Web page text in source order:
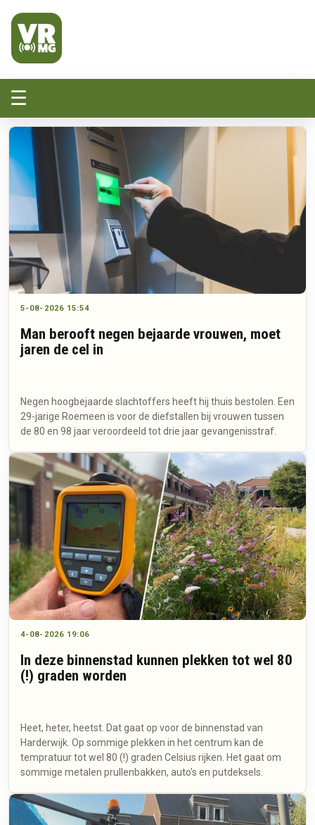
☰
5-08-2026 15:54
Man berooft negen bejaarde vrouwen, moet
jaren de cel in
Negen hoogbejaarde slachtoffers heeft hij thuis bestolen. Een
29-jarige Roemeen is voor de diefstallen bij vrouwen tussen
de 80 en 98 jaar veroordeeld tot drie jaar gevangenisstraf.
4-08-2026 19:06
In deze binnenstad kunnen plekken tot wel 80
(!) graden worden
Heet, heter, heetst. Dat gaat op voor de binnenstad van
Harderwijk. Op sommige plekken in het centrum kan de
tempratuur tot wel 80 (!) graden Celsius rijken. Het gaat om
sommige metalen prullenbakken, auto's en putdeksels.